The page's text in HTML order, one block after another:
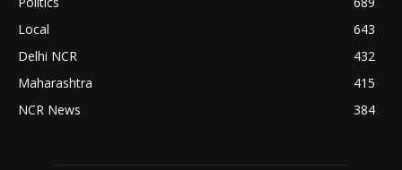
Local
643
Delhi NCR
432
Maharashtra
415
NCR News
384